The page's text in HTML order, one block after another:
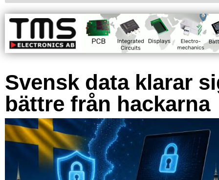
Svensk data klarar
bättre från hackarna